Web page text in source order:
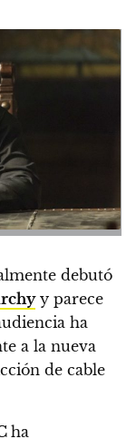
debutó
y parece
ha
a la nueva
de cable
ha